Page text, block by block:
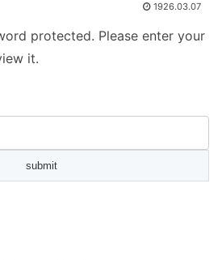
1926.03.07
protected. Please enter your
it.